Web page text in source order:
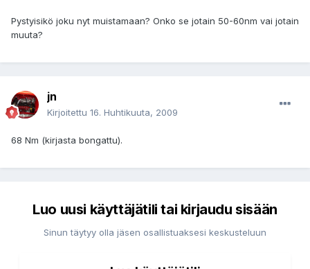
Pystyisikö joku nyt muistamaan? Onko se jotain 50-60nm vai jotain
muuta?
jn
Kirjoitettu 16. Huhtikuuta, 2009
68 Nm (kirjasta bongattu).
Luo uusi käyttäjätili tai kirjaudu sisään
Sinun täytyy olla jäsen osallistuaksesi keskusteluun